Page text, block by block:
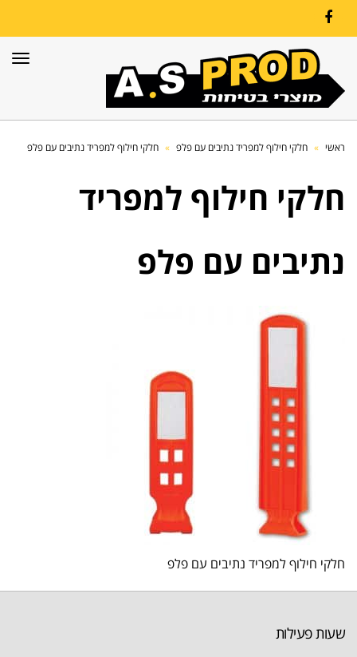
Facebook
ראשי » חלקי חילוף למפריד נתיבים עם פלפ » חלקי חילוף למפריד נתיבים עם פלפ
חלקי חילוף למפריד
נתיבים עם פלפ
חלקי חילוף למפריד נתיבים עם פלפ
שעות פעילות